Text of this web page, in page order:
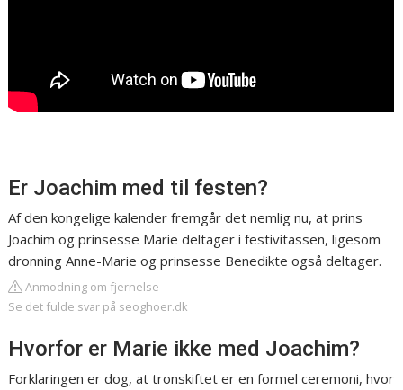
Er Joachim med til festen?
Af den kongelige kalender fremgår det nemlig nu, at prins
Joachim og prinsesse Marie deltager i festivitassen, ligesom
dronning Anne-Marie og prinsesse Benedikte også deltager.
Anmodning om fjernelse
Se det fulde svar på seoghoer.dk
Hvorfor er Marie ikke med Joachim?
Forklaringen er dog, at tronskiftet er en formel ceremoni, hvor